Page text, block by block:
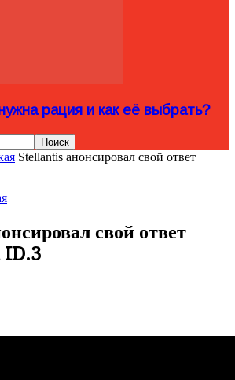
рация и как её выбрать?
Stellantis анонсировал свой ответ
свой ответ